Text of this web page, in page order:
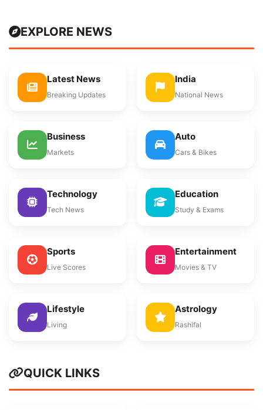
EXPLORE NEWS
Latest News
Breaking Updates
India
National News
Business
Markets
Auto
Cars & Bikes
Technology
Tech News
Education
Study & Exams
Sports
Live Scores
Entertainment
Movies & TV
Lifestyle
Living
Astrology
Rashifal
QUICK LINKS